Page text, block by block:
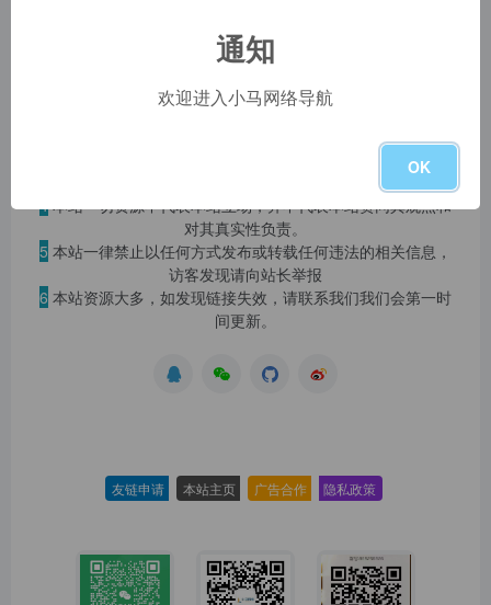
本网站名称： 小马网址导航
https://www.blog.szyyds.cn
本网站的文章部分内容可能来源于网络，仅供大家学习与参
进行删除处理。
4本站一切资源不代表本站立场，并不代表本站赞同其观点和
对其真实性负责。
5 本站一律禁止以任何方式发布或转载任何违法的相关信息，
访客发现请向站长举报
6 本站资源大多，如发现链接失效，请联系我们我们会第一时
间更新。
友链申请 本站主页 广告合作 隐私政策
通知
欢迎进入小马网络导航
OK